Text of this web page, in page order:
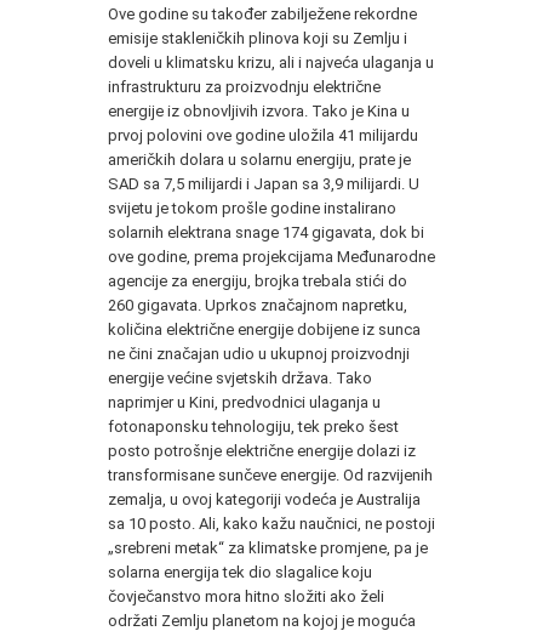
Ove godine su također zabilježene rekordne
emisije stakleničkih plinova koji su Zemlju i
doveli u klimatsku krizu, ali i najveća ulaganja u
infrastrukturu za proizvodnju električne
energije iz obnovljivih izvora. Tako je Kina u
prvoj polovini ove godine uložila 41 milijardu
američkih dolara u solarnu energiju, prate je
SAD sa 7,5 milijardi i Japan sa 3,9 milijardi. U
svijetu je tokom prošle godine instalirano
solarnih elektrana snage 174 gigavata, dok bi
ove godine, prema projekcijama Međunarodne
agencije za energiju, brojka trebala stići do
260 gigavata. Uprkos značajnom napretku,
količina električne energije dobijene iz sunca
ne čini značajan udio u ukupnoj proizvodnji
energije većine svjetskih država. Tako
naprimjer u Kini, predvodnici ulaganja u
fotonaponsku tehnologiju, tek preko šest
posto potrošnje električne energije dolazi iz
transformisane sunčeve energije. Od razvijenih
zemalja, u ovoj kategoriji vodeća je Australija
sa 10 posto. Ali, kako kažu naučnici, ne postoji
„srebreni metak“ za klimatske promjene, pa je
solarna energija tek dio slagalice koju
čovječanstvo mora hitno složiti ako želi
održati Zemlju planetom na kojoj je moguća